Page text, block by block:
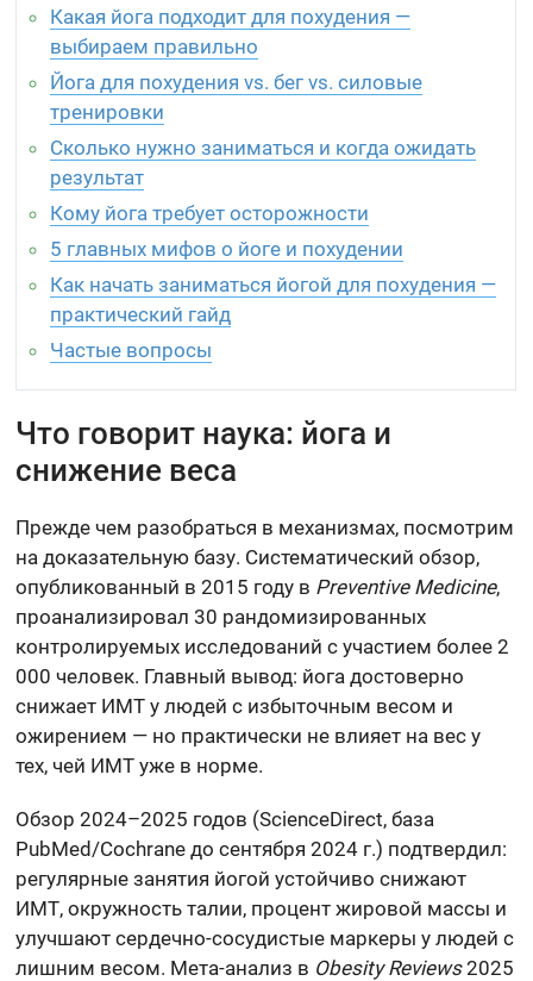
Какая йога подходит для похудения —
выбираем правильно
Йога для похудения vs. бег vs. силовые
тренировки
Сколько нужно заниматься и когда ожидать
результат
Кому йога требует осторожности
5 главных мифов о йоге и похудении
Как начать заниматься йогой для похудения —
практический гайд
Частые вопросы
Что говорит наука: йога и
снижение веса
Прежде чем разобраться в механизмах, посмотрим
на доказательную базу. Систематический обзор,
опубликованный в 2015 году в Preventive Medicine,
проанализировал 30 рандомизированных
контролируемых исследований с участием более 2
000 человек. Главный вывод: йога достоверно
снижает ИМТ у людей с избыточным весом и
ожирением — но практически не влияет на вес у
тех, чей ИМТ уже в норме.
Обзор 2024–2025 годов (ScienceDirect, база
PubMed/Cochrane до сентября 2024 г.) подтвердил:
регулярные занятия йогой устойчиво снижают
ИМТ, окружность талии, процент жировой массы и
улучшают сердечно-сосудистые маркеры у людей с
лишним весом. Мета-анализ в Obesity Reviews2025